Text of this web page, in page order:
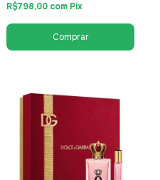
R$798,00 com Pix